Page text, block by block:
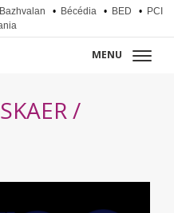
Bazhvalan • Bécédia • BED •
PCI
MENU
/